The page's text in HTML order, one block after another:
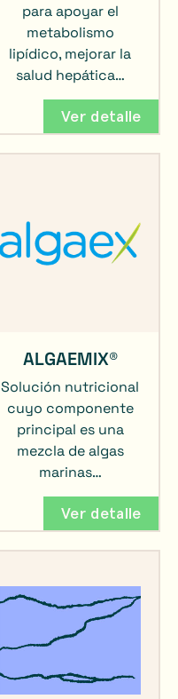
para apoyar el
metabolismo
lipídico, mejorar la
salud hepática…
Ver detalle
ALGAEMIX®
Solución nutricional
cuyo componente
principal es una
mezcla de algas
marinas…
Ver detalle